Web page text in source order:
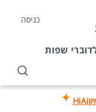
כניסה
שפות
HiAi